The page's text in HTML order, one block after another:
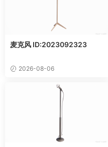
麦克风 ID:2023092323
2026-08-06